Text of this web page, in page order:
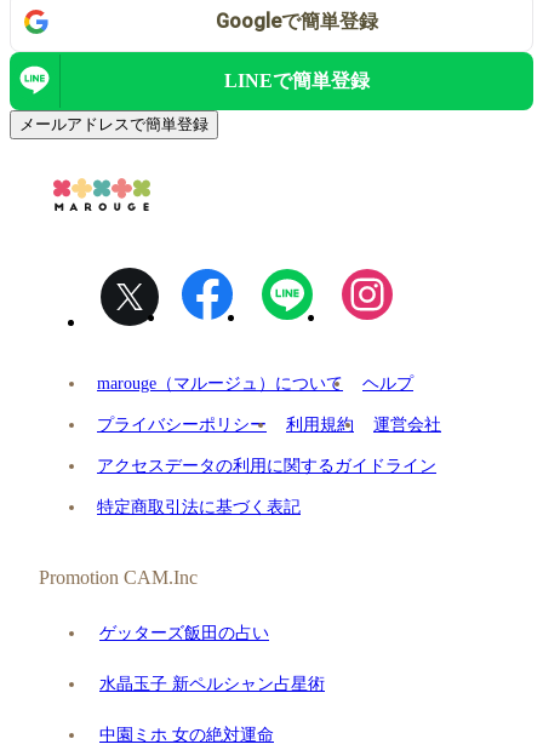
Googleで簡単登録
LINEで簡単登録
メールアドレスで簡単登録
marouge（マルージュ）について ヘルプ
プライバシーポリシー 利用規約 運営会社
アクセスデータの利用に関するガイドライン
特定商取引法に基づく表記
Promotion CAM.Inc
ゲッターズ飯田の占い
水晶玉子 新ペルシャン占星術
中園ミホ 女の絶対運命